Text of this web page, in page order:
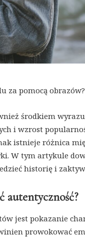
za pomocą obrazów?
środkiem
i wzrost
istnieje różnica
W tym artykule
historię i
autentyczność?
jest pokazanie
prowokować